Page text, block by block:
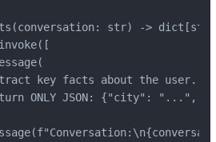
str) ->
key facts about the user. "
ONLY JSON: {"city": "...",